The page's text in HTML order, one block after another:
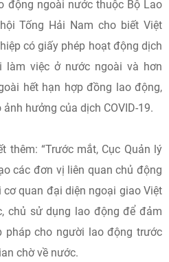
động ngoài nước thuộc Bộ Lao
Tống Hải Nam cho biết Việt
có giấy phép hoạt động dịch
việc ở nước ngoài và hơn
hết hạn hợp đồng lao động,
hưởng của dịch COVID-19.
thêm: “Trước mắt, Cục Quản lý
các đơn vị liên quan chủ động
quan đại diện ngoại giao Việt
chủ sử dụng lao động để đảm
pháp cho người lao động trước
chờ về nước.